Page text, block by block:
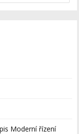
Moderní řízení